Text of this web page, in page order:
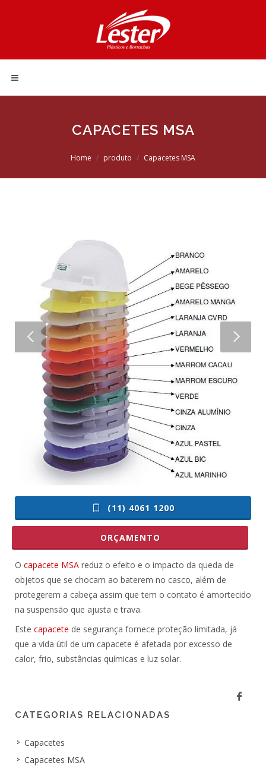
CAPACETES MSA
Home produto Capacetes MSA
(11) 4061 1200
ORÇAMENTO
O capacete MSA reduz o efeito e o impacto da queda de
objetos que se chocam ao baterem no casco, além de
protegerem a cabeça assim que tem o contato é amortecido
na suspensão que ajusta e trava.
Este capacete de segurança fornece proteção limitada, já
que a vida útil de um capacete é afetada por excesso de
calor, frio, substâncias químicas e luz solar.
CATEGORIAS RELACIONADAS
Capacetes
Capacetes MSA